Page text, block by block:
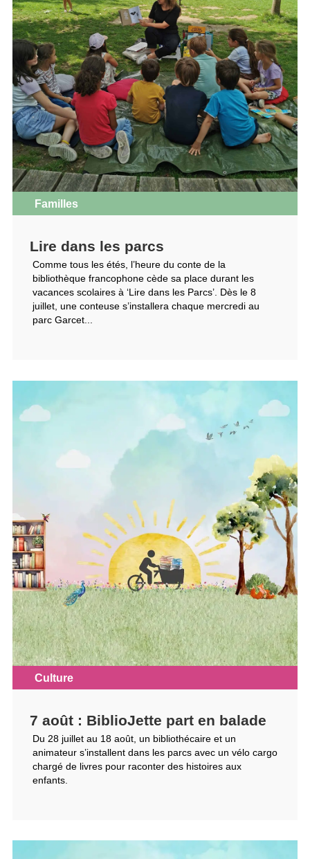
Familles
Lire dans les parcs
Comme tous les étés, l’heure du conte de la
bibliothèque francophone cède sa place durant les
vacances scolaires à ‘Lire dans les Parcs’. Dès le 8
juillet, une conteuse s’installera chaque mercredi au
parc Garcet...
Culture
7 août : BiblioJette part en balade
Du 28 juillet au 18 août, un bibliothécaire et un
animateur s’installent dans les parcs avec un vélo cargo
chargé de livres pour raconter des histoires aux
enfants.